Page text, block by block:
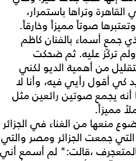
وتراها باستمرار،
صوتاً مميزاً وخارقاً.
جمع أسماء بالفنان كاظم
تركّز عليه. ثم ضحكت
من أهمية الديو لكني
أقول رأيي فيه، وأنا لا
أنه يجمع صوتين رائعين مثل
مميزاً.
منعها من الغناء في الجزائر
جمعت الجزائر ومصر والتي
،قالت:" لم أسمع أني